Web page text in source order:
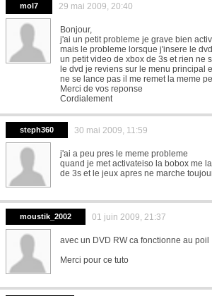
mol7 29 mai 2009, 20:40
Bonjour,
j'ai un petit probleme je grave bien
mais le probleme lorsque j'insere le
un petit video de xbox de 3s et rien ne
le dvd je reviens sur le menu principal
ne se lance pas il me remet la meme
Merci de vos reponse
Cordialement
steph360 30 mai 2009, 11:59
j'ai a peu pres le meme probleme
quand je met activateiso la bobox me
de 3s et le jeux apres ne marche
moustik_2002 01 juin 2009, 21:37
avec un DVD RW ca fonctionne au poil
Merci pour ce tuto